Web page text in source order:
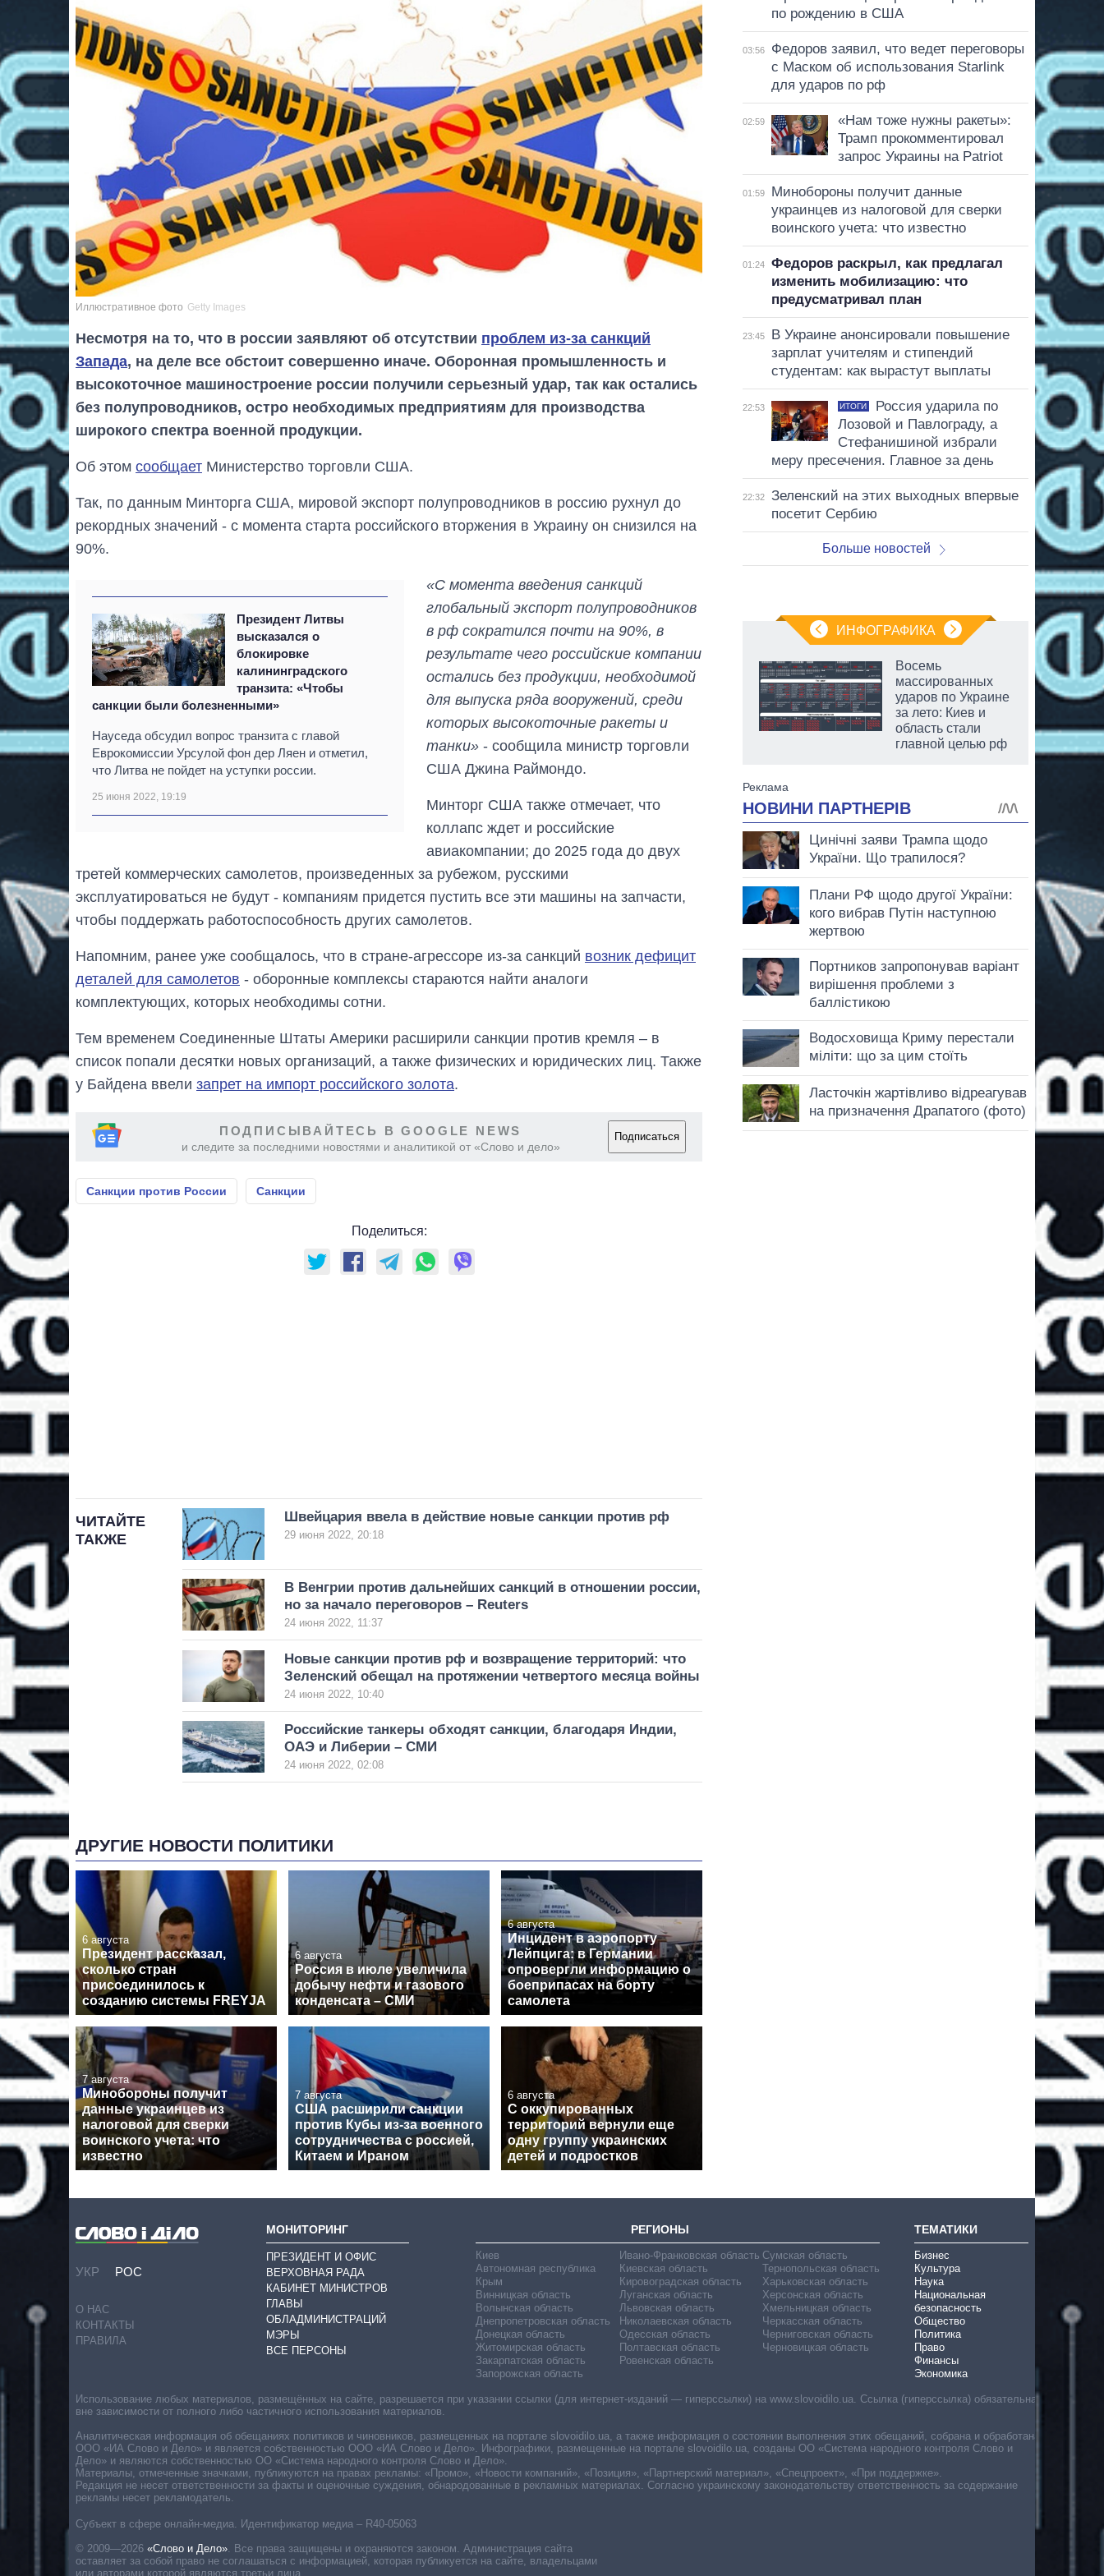
Иллюстративное фото Getty Images
Несмотря на то, что в россии заявляют об отсутствии проблем из-за санкций
Запада, на деле все обстоит совершенно иначе. Оборонная промышленность и
высокоточное машиностроение россии получили серьезный удар, так как остались
без полупроводников, остро необходимых предприятиям для производства
широкого спектра военной продукции.
Об этом сообщает Министерство торговли США.
Так, по данным Минторга США, мировой экспорт полупроводников в россию рухнул до
рекордных значений - с момента старта российского вторжения в Украину он снизился на
90%.
Президент Литвы
высказался о
блокировке
калининградского
транзита: «Чтобы
санкции были болезненными»
Науседа обсудил вопрос транзита с главой
Еврокомиссии Урсулой фон дер Ляен и отметил,
что Литва не пойдет на уступки россии.
25 июня 2022, 19:19
«С момента введения санкций
глобальный экспорт полупроводников
в рф сократился почти на 90%, в
результате чего российские компании
остались без продукции, необходимой
для выпуска ряда вооружений, среди
которых высокоточные ракеты и
танки» - сообщила министр торговли
США Джина Раймондо.
Минторг США также отмечает, что
коллапс ждет и российские
авиакомпании; до 2025 года до двух
третей коммерческих самолетов, произведенных за рубежом, русскими
эксплуатироваться не будут - компаниям придется пустить все эти машины на запчасти,
чтобы поддержать работоспособность других самолетов.
Напомним, ранее уже сообщалось, что в стране-агрессоре из-за санкций возник дефицит
деталей для самолетов - оборонные комплексы стараются найти аналоги
комплектующих, которых необходимы сотни.
Тем временем Соединенные Штаты Америки расширили санкции против кремля – в
список попали десятки новых организаций, а также физических и юридических лиц. Также
у Байдена ввели запрет на импорт российского золота.
ПОДПИСЫВАЙТЕСЬ В GOOGLE NEWS
и следите за последними новостями и аналитикой от «Слово и дело»
Подписаться
Санкции против России Санкции
Поделиться:
ЧИТАЙТЕ
ТАКЖЕ
Швейцария ввела в действие новые санкции против рф
29 июня 2022, 20:18
В Венгрии против дальнейших санкций в отношении россии,
но за начало переговоров – Reuters
24 июня 2022, 11:37
Новые санкции против рф и возвращение территорий: что
Зеленский обещал на протяжении четвертого месяца войны
24 июня 2022, 10:40
Российские танкеры обходят санкции, благодаря Индии,
ОАЭ и Либерии – СМИ
24 июня 2022, 02:08
ДРУГИЕ НОВОСТИ ПОЛИТИКИ
6 августа
Президент рассказал,
сколько стран
присоединилось к
созданию системы FREYJA
6 августа
Россия в июле увеличила
добычу нефти и газового
конденсата – СМИ
6 августа
Инцидент в аэропорту
Лейпцига: в Германии
опровергли информацию о
боеприпасах на борту
самолета
7 августа
Минобороны получит
данные украинцев из
налоговой для сверки
воинского учета: что
известно
7 августа
США расширили санкции
против Кубы из-за военного
сотрудничества с россией,
Китаем и Ираном
6 августа
С оккупированных
территорий вернули еще
одну группу украинских
детей и подростков
по рождению в США
03:56
Федоров заявил, что ведет переговоры
с Маском об использования Starlink
для ударов по рф
02:59
«Нам тоже нужны ракеты»:
Трамп прокомментировал
запрос Украины на Patriot
01:59
Минобороны получит данные
украинцев из налоговой для сверки
воинского учета: что известно
01:24
Федоров раскрыл, как предлагал
изменить мобилизацию: что
предусматривал план
23:45
В Украине анонсировали повышение
зарплат учителям и стипендий
студентам: как вырастут выплаты
22:53 ИТОГИ
Россия ударила по
Лозовой и Павлограду, а
Стефанишиной избрали
меру пресечения. Главное за день
22:32
Зеленский на этих выходных впервые
посетит Сербию
Больше новостей
ИНФОГРАФИКА
изменилось
количество
поступающих в
бакалавриат,
магистратуру и
аспирантуру
Восемь
массированных
ударов по Украине
за лето: Киев и
область стали
главной целью рф
УКР РОС
О НАС
КОНТАКТЫ
ПРАВИЛА
МОНИТОРИНГ
ПРЕЗИДЕНТ И ОФИС
ВЕРХОВНАЯ РАДА
КАБИНЕТ МИНИСТРОВ
ГЛАВЫ
ОБЛАДМИНИСТРАЦИЙ
МЭРЫ
ВСЕ ПЕРСОНЫ
РЕГИОНЫ
Киев
Автономная республика
Крым
Винницкая область
Волынская область
Днепропетровская область
Донецкая область
Житомирская область
Закарпатская область
Запорожская область
Ивано-Франковская область
Киевская область
Кировоградская область
Луганская область
Львовская область
Николаевская область
Одесская область
Полтавская область
Ровенская область
Сумская область
Тернопольская область
Харьковская область
Херсонская область
Хмельницкая область
Черкасская область
Черниговская область
Черновицкая область
ТЕМАТИКИ
Бизнес
Культура
Наука
Национальная
безопасность
Общество
Политика
Право
Финансы
Экономика
Субъект в сфере онлайн-медиа. Идентификатор медиа – R40-05063
© 2009—2026 «Слово и Дело». Все права защищены и охраняются законом. Администрация сайта
оставляет за собой право не соглашаться с информацией, которая публикуется на сайте, владельцами
или авторами которой являются третьи лица.
Использование любых материалов, размещённых на сайте, разрешается при указании ссылки (для интернет-изданий — гиперссылки) на www.slovoidilo.ua. Ссылка (гиперссылка) обязательна
вне зависимости от полного либо частичного использования материалов.
Аналитическая информация об обещаниях политиков и чиновников, размещенных на портале slovoidilo.ua, а также информация о состоянии выполнения этих обещаний, собрана и обработана
ООО «ИА Слово и Дело» и является собственностью ООО «ИА Слово и Дело». Инфографики, размещенные на портале slovoidilo.ua, созданы ОО «Система народного контроля Слово и
Дело» и являются собственностью ОО «Система народного контроля Слово и Дело».
Материалы, отмеченные значками, публикуются на правах рекламы: «Промо», «Новости компаний», «Позиция», «Партнерский материал», «Спецпроект», «При поддержке».
Редакция не несет ответственности за факты и оценочные суждения, обнародованные в рекламных материалах. Согласно украинскому законодательству ответственность за содержание
рекламы несет рекламодатель.